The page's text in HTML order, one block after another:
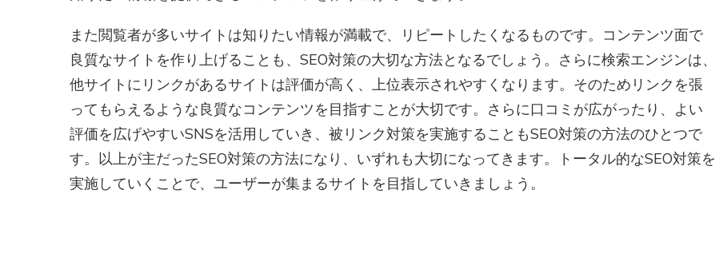
また閲覧者が多いサイトは知りたい情報が満載で、リピートしたくなるものです。コンテンツ面で
良質なサイトを作り上げることも、SEO対策の大切な方法となるでしょう。さらに検索エンジンは、
他サイトにリンクがあるサイトは評価が高く、上位表示されやすくなります。そのためリンクを張
ってもらえるような良質なコンテンツを目指すことが大切です。さらに口コミが広がったり、よい
評価を広げやすいSNSを活用していき、被リンク対策を実施することもSEO対策の方法のひとつで
す。以上が主だったSEO対策の方法になり、いずれも大切になってきます。トータル的なSEO対策を
実施していくことで、ユーザーが集まるサイトを目指していきましょう。